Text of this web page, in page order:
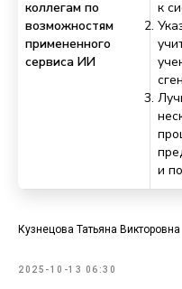
коллегам по
возможностям
примененного
сервиса ИИ
к
и
Кузнецова Татьяна Викторовна
2025-10-13 06:30